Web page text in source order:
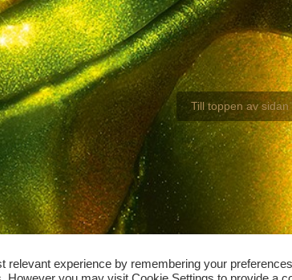
Till toppen av sidan
relevant experience by remembering your